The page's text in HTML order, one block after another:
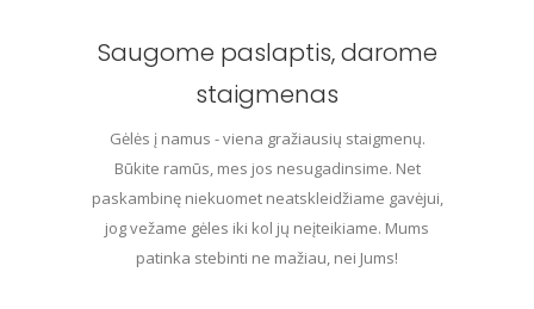
Saugome paslaptis, darome
staigmenas
Gėlės į namus - viena gražiausių staigmenų.
Būkite ramūs, mes jos nesugadinsime. Net
paskambinę niekuomet neatskleidžiame gavėjui,
jog vežame gėles iki kol jų neįteikiame. Mums
patinka stebinti ne mažiau, nei Jums!